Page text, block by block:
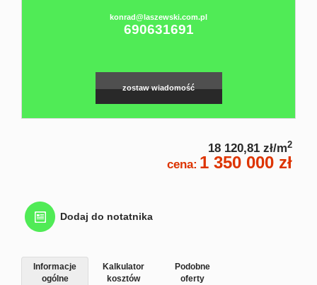
Home
konrad@laszewski.com.pl
690631691
zostaw wiadomość
18 120,81 zł/m2
cena: 1 350 000 zł
Dodaj do notatnika
Informacje
ogólne
Kalkulator
kosztów
Podobne
oferty